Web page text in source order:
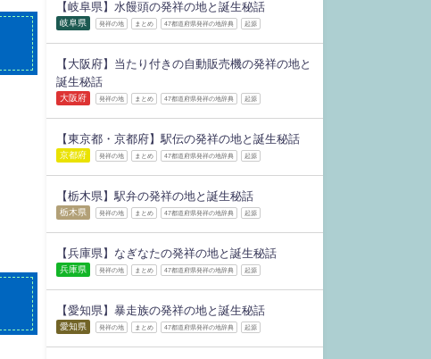
【岐阜県】水饅頭の発祥の地と誕生秘話
岐阜県 発祥の地 まとめ 47都道府県発祥の地辞典 起源
【大阪府】当たり付きの自動販売機の発祥の地と
誕生秘話
大阪府 発祥の地 まとめ 47都道府県発祥の地辞典 起源
【東京都・京都府】駅伝の発祥の地と誕生秘話
京都府 発祥の地 まとめ 47都道府県発祥の地辞典 起源
【栃木県】駅弁の発祥の地と誕生秘話
栃木県 発祥の地 まとめ 47都道府県発祥の地辞典 起源
【兵庫県】なぎなたの発祥の地と誕生秘話
兵庫県 発祥の地 まとめ 47都道府県発祥の地辞典 起源
【愛知県】暴走族の発祥の地と誕生秘話
愛知県 発祥の地 まとめ 47都道府県発祥の地辞典 起源